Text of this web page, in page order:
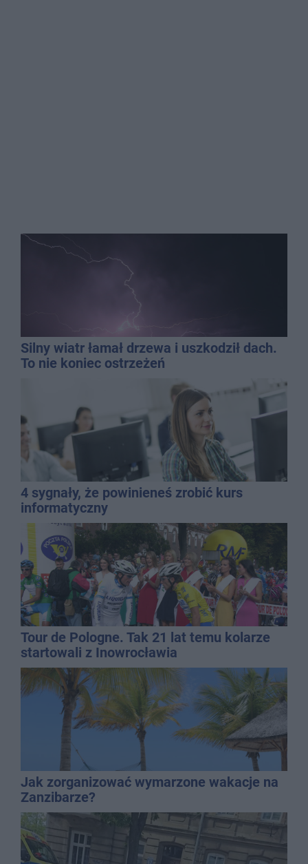
Silny wiatr łamał drzewa i uszkodził dach.
To nie koniec ostrzeżeń
4 sygnały, że powinieneś zrobić kurs
informatyczny
Tour de Pologne. Tak 21 lat temu kolarze
startowali z Inowrocławia
Jak zorganizować wymarzone wakacje na
Zanzibarze?